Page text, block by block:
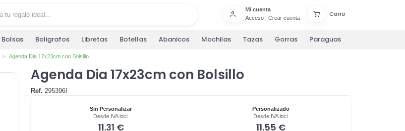
Mi cuenta
Acceso| Crear cuenta
Carro
Bolsas Boligrafos Libretas Botellas Abanicos Mochilas Tazas Gorras Paraguas
Agenda Dia 17x23cm con Bolsillo
Agenda Dia 17x23cm con Bolsillo
Ref. 295396I
Sin Personalizar
Desde IVA incl.
11.31 €
Personalizado
Desde IVA incl.
11.55 €